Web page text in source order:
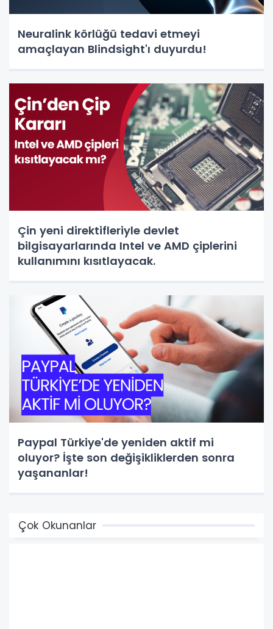
Neuralink körlüğü tedavi etmeyi
amaçlayan Blindsight'ı duyurdu!
Çin yeni direktifleriyle devlet
bilgisayarlarında Intel ve AMD çiplerini
kullanımını kısıtlayacak.
Paypal Türkiye'de yeniden aktif mi
oluyor? İşte son değişikliklerden sonra
yaşananlar!
Çok Okunanlar